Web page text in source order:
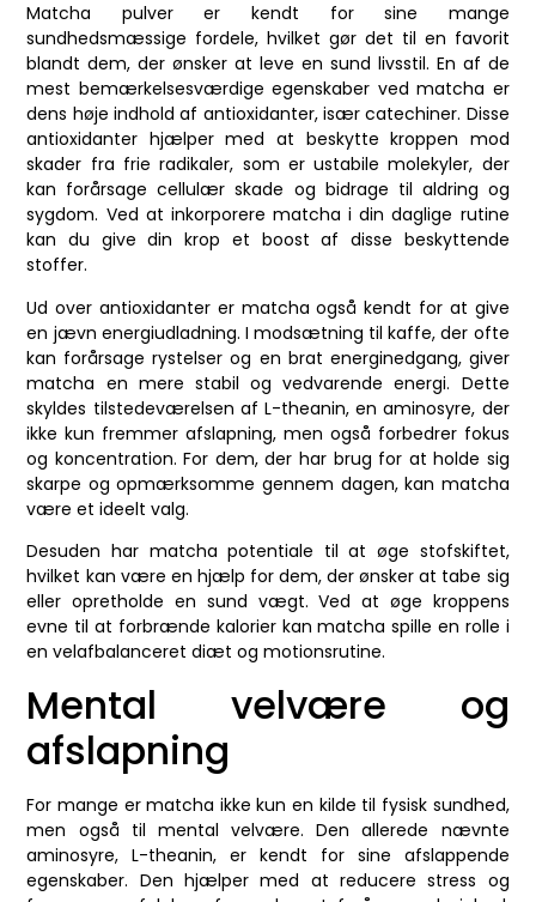
Matcha pulver er kendt for sine mange
sundhedsmæssige fordele, hvilket gør det til en favorit
blandt dem, der ønsker at leve en sund livsstil. En af de
mest bemærkelsesværdige egenskaber ved matcha er
dens høje indhold af antioxidanter, især catechiner. Disse
antioxidanter hjælper med at beskytte kroppen mod
skader fra frie radikaler, som er ustabile molekyler, der
kan forårsage cellulær skade og bidrage til aldring og
sygdom. Ved at inkorporere matcha i din daglige rutine
kan du give din krop et boost af disse beskyttende
stoffer.
Ud over antioxidanter er matcha også kendt for at give
en jævn energiudladning. I modsætning til kaffe, der ofte
kan forårsage rystelser og en brat energinedgang, giver
matcha en mere stabil og vedvarende energi. Dette
skyldes tilstedeværelsen af L-theanin, en aminosyre, der
ikke kun fremmer afslapning, men også forbedrer fokus
og koncentration. For dem, der har brug for at holde sig
skarpe og opmærksomme gennem dagen, kan matcha
være et ideelt valg.
Desuden har matcha potentiale til at øge stofskiftet,
hvilket kan være en hjælp for dem, der ønsker at tabe sig
eller opretholde en sund vægt. Ved at øge kroppens
evne til at forbrænde kalorier kan matcha spille en rolle i
en velafbalanceret diæt og motionsrutine.
Mental velvære og
afslapning
For mange er matcha ikke kun en kilde til fysisk sundhed,
men også til mental velvære. Den allerede nævnte
aminosyre, L-theanin, er kendt for sine afslappende
egenskaber. Den hjælper med at reducere stress og